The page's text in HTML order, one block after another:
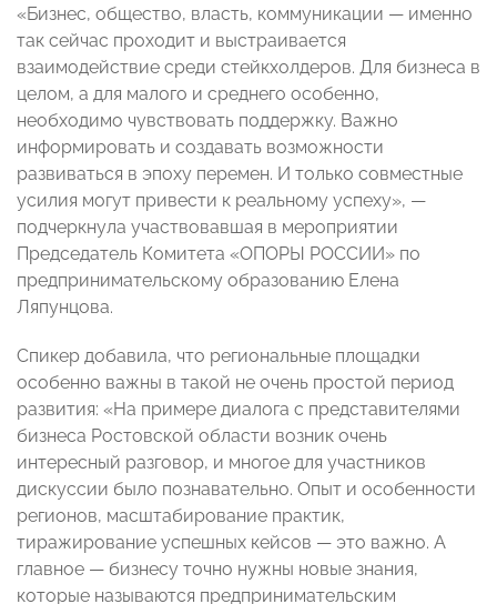
«Бизнес, общество, власть, коммуникации — именно
так сейчас проходит и выстраивается
взаимодействие среди стейкхолдеров. Для бизнеса в
целом, а для малого и среднего особенно,
необходимо чувствовать поддержку. Важно
информировать и создавать возможности
развиваться в эпоху перемен. И только совместные
усилия могут привести к реальному успеху», —
подчеркнула участвовавшая в мероприятии
Председатель Комитета «ОПОРЫ РОССИИ» по
предпринимательскому образованию Елена
Ляпунцова.
Спикер добавила, что региональные площадки
особенно важны в такой не очень простой период
развития: «На примере диалога с представителями
бизнеса Ростовской области возник очень
интересный разговор, и многое для участников
дискуссии было познавательно. Опыт и особенности
регионов, масштабирование практик,
тиражирование успешных кейсов — это важно. А
главное — бизнесу точно нужны новые знания,
которые называются предпринимательским